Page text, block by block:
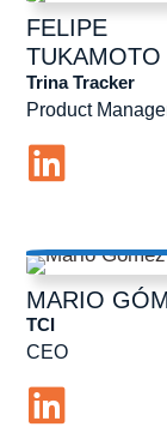
FELIPE
TUKAMOTO
Product
Trina Tracker
MARIO
CEO
TCI